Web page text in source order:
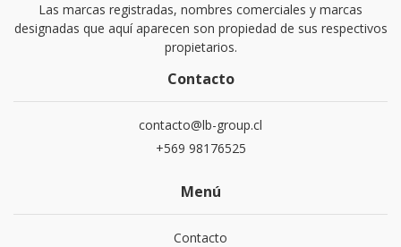
Las marcas registradas, nombres comerciales y marcas
designadas que aquí aparecen son propiedad de sus respectivos
propietarios.
Contacto
contacto@lb-group.cl
+569 98176525
Menú
Contacto